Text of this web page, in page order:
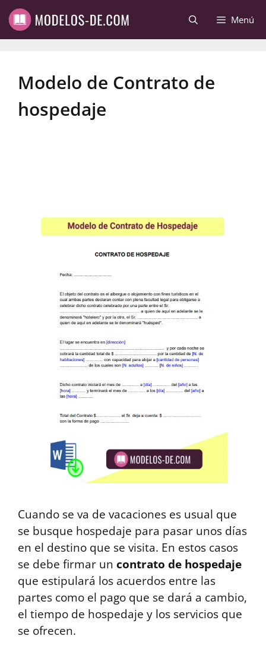
Saltar
al
contenido
Menú
Modelo de Contrato de
hospedaje
Cuando se va de vacaciones es usual que
se busque hospedaje para pasar unos días
en el destino que se visita. En estos casos
se debe firmar un contrato de hospedaje
que estipulará los acuerdos entre las
partes como el pago que se dará a cambio,
el tiempo de hospedaje y los servicios que
se ofrecen.